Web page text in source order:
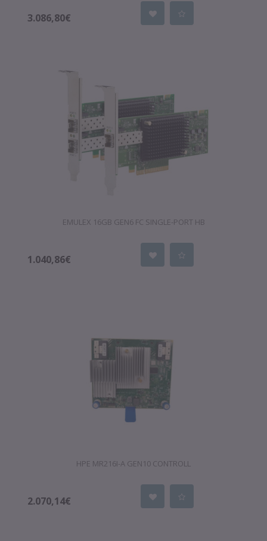
3.086,80€
EMULEX 16GB GEN6 FC SINGLE-PORT HB
1.040,86€
HPE MR216I-A GEN10 CONTROLL
2.070,14€